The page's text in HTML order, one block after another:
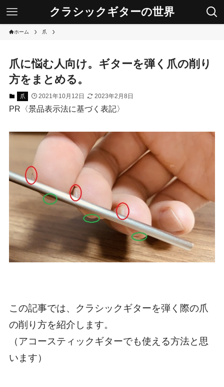
クラシックギターの世界
ホーム 爪
爪に悩む人向け。ギターを弾く爪の削り
方をまとめる。
爪 2021年10月12日 2023年2月8日
PR〈景品表示法に基づく表記〉
この記事では、 クラシックギターを弾く際の爪
の削り方を紹介します。
（アコースティックギターでも使える方法と思
います）